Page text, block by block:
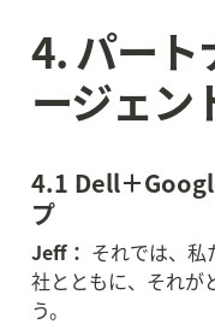
4. パート
ージェン
4.1 Dell＋
プ
Jeff： それでは、私
社とともに、それが
う。